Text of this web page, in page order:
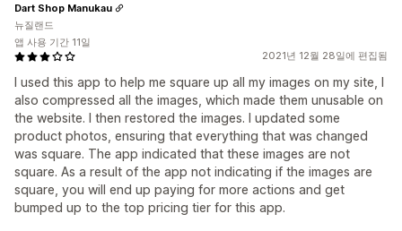
2021년 12월 28일에 편집됨
I used this app to help me square up all my images on my site, I
also compressed all the images, which made them unusable on
the website. I then restored the images. I updated some
product photos, ensuring that everything that was changed
was square. The app indicated that these images are not
square. As a result of the app not indicating if the images are
square, you will end up paying for more actions and get
bumped up to the top pricing tier for this app.
Dart Shop Manukau
뉴질랜드
앱 사용 기간 11일